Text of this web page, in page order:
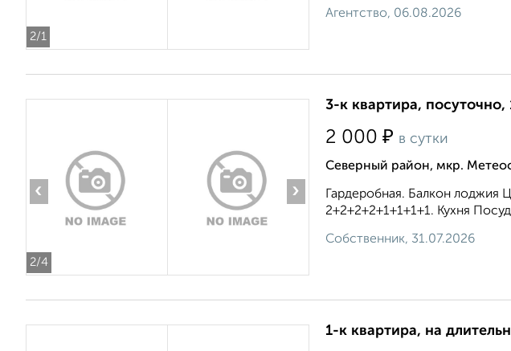
2/1
Агентство, 06.08.2026
2/4
‹ ›
3-к квартира, посуточно,
2 000 ₽ в сутки
Северный район, мкр.
Гардеробная. Балкон лоджия
2+2+2+2+1+1+1+1. Кухня
Собственник, 31.07.2026
1-к квартира, на